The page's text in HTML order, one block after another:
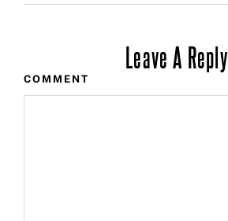
Leave A Reply
COMMENT